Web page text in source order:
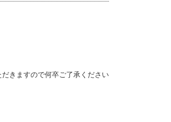
きますので何卒ご了承ください